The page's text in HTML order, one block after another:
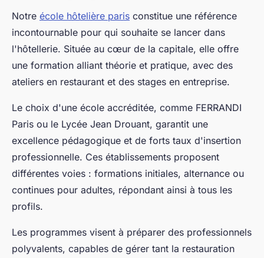
Notre école hôtelière paris constitue une référence
incontournable pour qui souhaite se lancer dans
l'hôtellerie. Située au cœur de la capitale, elle offre
une formation alliant théorie et pratique, avec des
ateliers en restaurant et des stages en entreprise.
Le choix d'une école accréditée, comme FERRANDI
Paris ou le Lycée Jean Drouant, garantit une
excellence pédagogique et de forts taux d'insertion
professionnelle. Ces établissements proposent
différentes voies : formations initiales, alternance ou
continues pour adultes, répondant ainsi à tous les
profils.
Les programmes visent à préparer des professionnels
polyvalents, capables de gérer tant la restauration